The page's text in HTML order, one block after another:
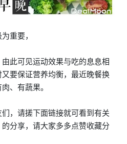
重要，
此可见运动效果与吃的息息相
要保证营养均衡，最近晚餐换
、有蔬果。
，请搓下面链接就可看到有关
的分享，请大家多多点赞收藏分